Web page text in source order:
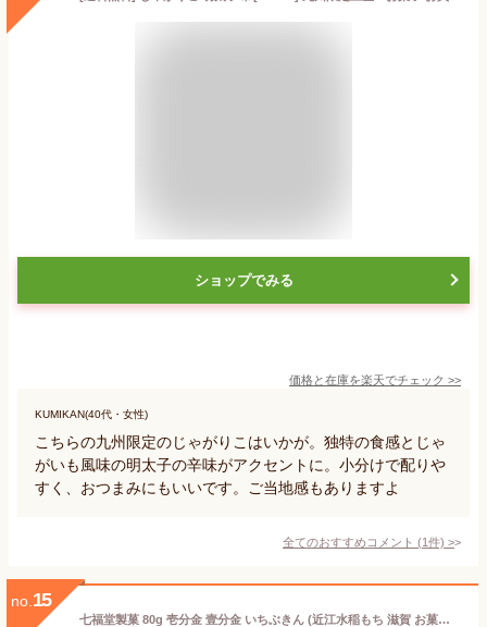
ショップでみる
価格と在庫を楽天でチェック >>
KUMIKAN(40代・女性)
こちらの九州限定のじゃがりこはいかが。独特の食感とじゃ
がいも風味の明太子の辛味がアクセントに。小分けで配りや
すく、おつまみにもいいです。ご当地感もありますよ
全てのおすすめコメント (1件) >
no. 15
七福堂製菓 80g 壱分金 壹分金 いちぶきん (近江水稲もち 滋賀 お菓子 ご当地 米菓 あられ) (本州送料無料)